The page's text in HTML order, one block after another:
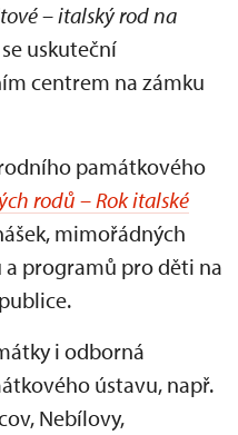
– italský rod na
uskuteční
centrem na zámku
památkového
rodů – Rok italské
mimořádných
programů pro děti na
i odborná
ústavu, např.
Nebílovy,